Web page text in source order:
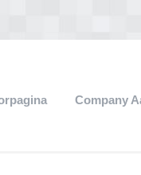
Company